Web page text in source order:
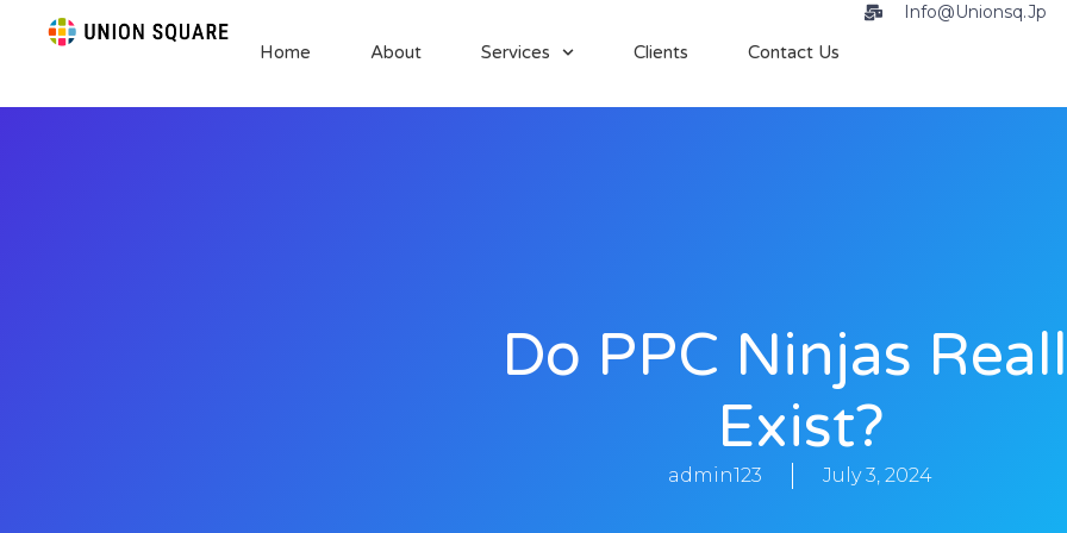
Home About Services Clients Contact Us
Info@unionsq.jp
Do PPC Ninjas
Exist?
admin123 July 3, 2024